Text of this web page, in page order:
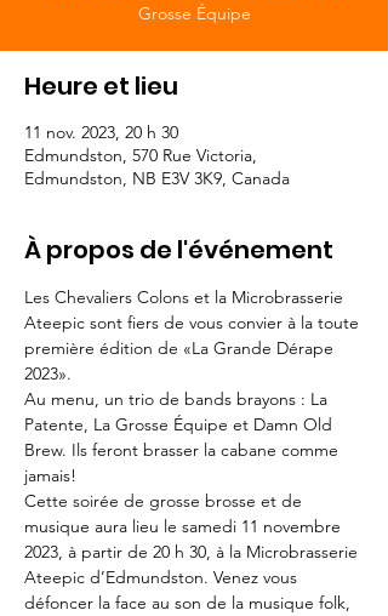
Grosse Équipe
Heure et lieu
11 nov. 2023, 20 h 30
Edmundston, 570 Rue Victoria,
Edmundston, NB E3V 3K9, Canada
À propos de l'événement
Les Chevaliers Colons et la Microbrasserie
Ateepic sont fiers de vous convier à la toute
première édition de «La Grande Dérape
2023».
Au menu, un trio de bands brayons : La
Patente, La Grosse Équipe et Damn Old
Brew. Ils feront brasser la cabane comme
jamais!
Cette soirée de grosse brosse et de
musique aura lieu le samedi 11 novembre
2023, à partir de 20 h 30, à la Microbrasserie
Ateepic d’Edmundston. Venez vous
défoncer la face au son de la musique folk,